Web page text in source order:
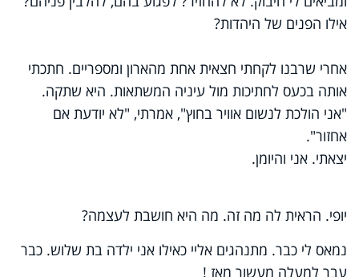
אילו הפנים של היהדות?
אחרי שרבנו לקחתי חצאית אחת מהארון ומספריים. חתכתי
אותה בכעס לחתיכות מול עיניה המשתאות. היא שתקה.
"אני הולכת לנשום אוויר בחוץ", אמרתי, "לא יודעת אם
אחזור".
יצאתי. אני והיומן.
יופי. הראית לה מה זה. מה היא חושבת לעצמה?
נמאס לי כבר. מתנהגים אליי כאילו אני ילדה בת שלוש. כבר
עבר למעלה מעשור מאז !